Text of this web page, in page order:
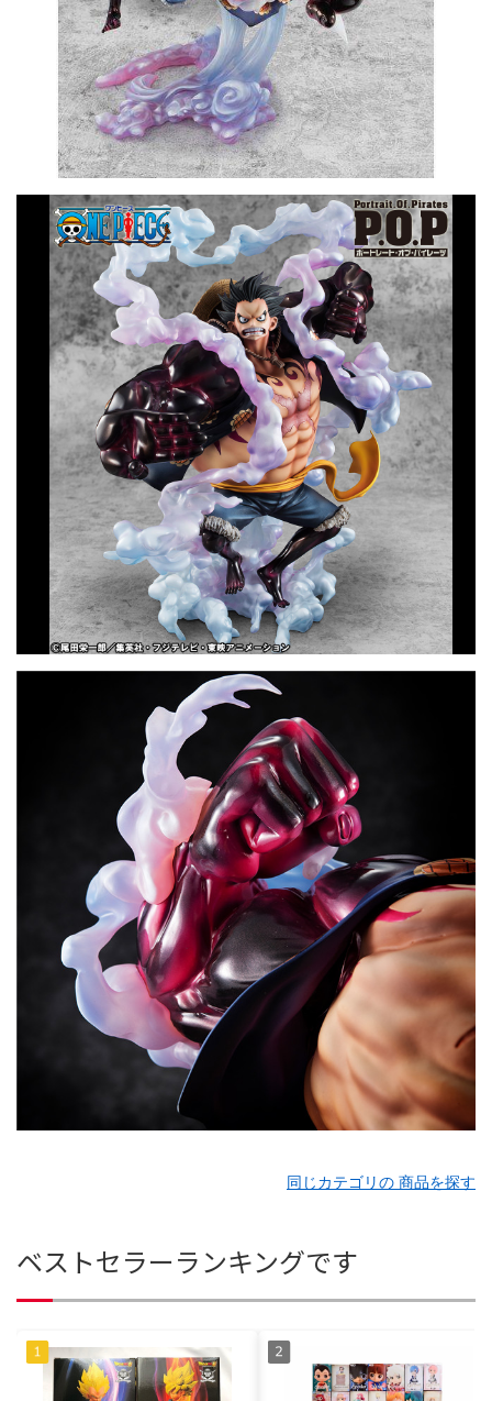
同じカテゴリの 商品を探す
ベストセラーランキングです